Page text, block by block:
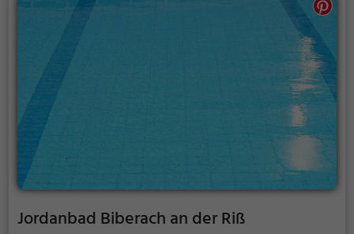
Jordanbad Biberach an der Riß